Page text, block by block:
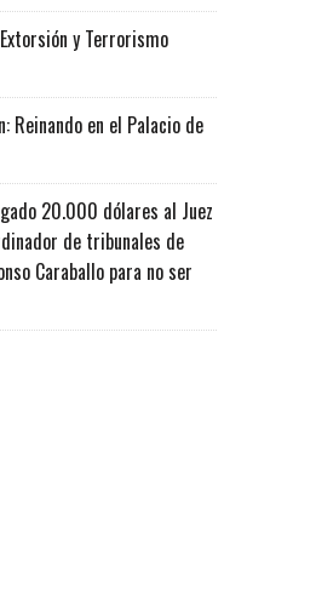
y Terrorismo
Reinando en el Palacio de
20.000 dólares al Juez
de tribunales de
Caraballo para no ser